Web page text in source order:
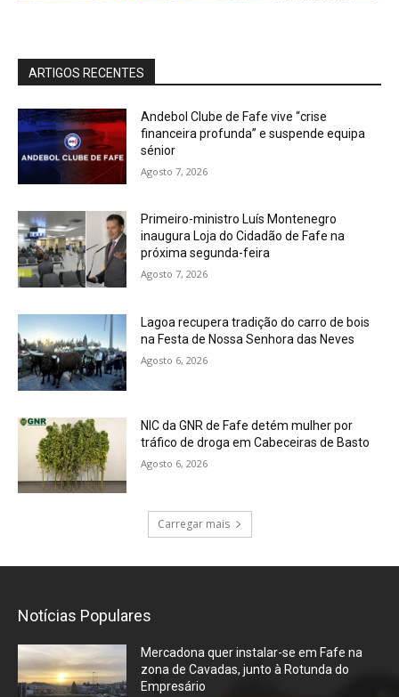
ARTIGOS RECENTES
Andebol Clube de Fafe vive “crise
financeira profunda” e suspende equipa
sénior
Agosto 7, 2026
Primeiro-ministro Luís Montenegro
inaugura Loja do Cidadão de Fafe na
próxima segunda-feira
Agosto 7, 2026
Lagoa recupera tradição do carro de bois
na Festa de Nossa Senhora das Neves
Agosto 6, 2026
NIC da GNR de Fafe detém mulher por
tráfico de droga em Cabeceiras de Basto
Agosto 6, 2026
Carregar mais
Notícias Populares
Mercadona quer instalar-se em Fafe na
zona de Cavadas, junto à Rotunda do
Empresário